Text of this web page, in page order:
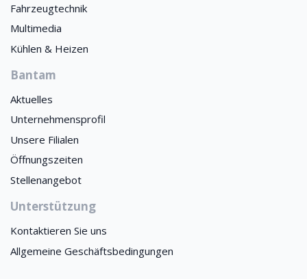
Fahrzeugtechnik
Multimedia
Kühlen & Heizen
Bantam
Aktuelles
Unternehmensprofil
Unsere Filialen
Öffnungszeiten
Stellenangebot
Unterstützung
Kontaktieren Sie uns
Allgemeine Geschäftsbedingungen